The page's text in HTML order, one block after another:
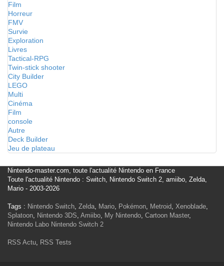
Film
Horreur
FMV
Survie
Exploration
Livres
Tactical-RPG
Twin-stick shooter
City Builder
LEGO
Multi
Cinéma
Film
console
Autre
Deck Builder
Jeu de plateau
Nintendo-master.com, toute l'actualité Nintendo en France
Toute l'actualité Nintendo : Switch, Nintendo Switch 2, amiibo, Zelda,
Mario - 2003-2026
Tags : Nintendo Switch, Zelda, Mario, Pokémon, Metroid, Xenoblade,
Splatoon, Nintendo 3DS, Amiibo, My Nintendo, Cartoon Master,
Nintendo Labo Nintendo Switch 2
RSS Actu, RSS Tests